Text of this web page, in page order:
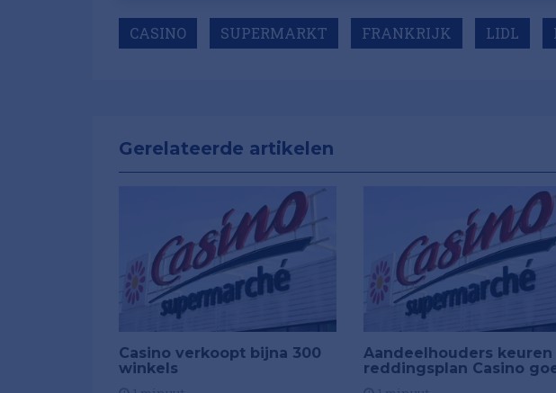
CASINO SUPERMARKT FRANKRIJK LIDL
Gerelateerde artikelen
Casino verkoopt bijna 300
winkels
Aandeelhouders keuren
reddingsplan Casino